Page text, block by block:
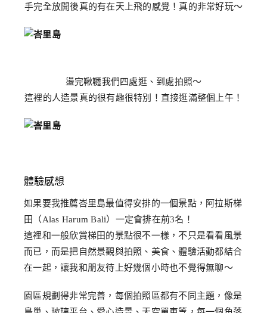
手完全放開後真的有在天上飛的感覺！真的非常好玩～
盪完鞦韆我們四處逛、到處拍照～
這裡的人造景真的很有趣很特別！直接逛滿整個上午！
體驗感想
如果要我推薦峇里島最值得安排的一個景點，阿拉斯梯
田（Alas Harum Bali）一定會排在前3名！
這裡和一般欣賞梯田的景點很不一樣，不只是看看風景
而已，而是把自然景觀與拍照、美食、體驗活動都結合
在一起，讓我和朋友待上好幾個小時也不覺得無聊～
園區規劃得非常完善，每個拍照區都有不同主題，像是